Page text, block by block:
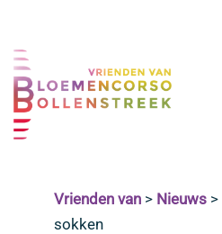
Vrienden van > Nieuws >
sokken